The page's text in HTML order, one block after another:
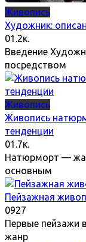
Живопись
Художник:
01.2к.
Введение
посредством
Живопись
Живопись
тенденции
01.7к.
Натюрморт —
основным
Пейзажная
0927
Первые пейзажи
жанр